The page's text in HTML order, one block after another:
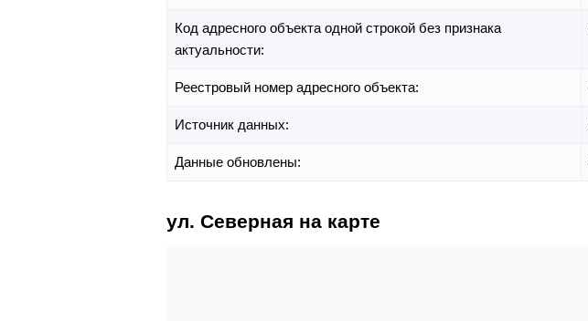
Код адресного объекта одной строкой без признака
актуальности:
Реестровый номер адресного объекта:
Источник данных:
Данные обновлены:
ул. Северная на карте